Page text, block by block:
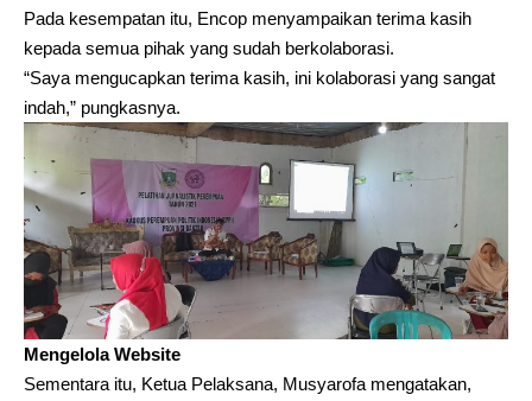
Pada kesempatan itu, Encop menyampaikan terima kasih
kepada semua pihak yang sudah berkolaborasi.
“Saya mengucapkan terima kasih, ini kolaborasi yang sangat
indah,” pungkasnya.
Mengelola Website
Sementara itu, Ketua Pelaksana, Musyarofa mengatakan,